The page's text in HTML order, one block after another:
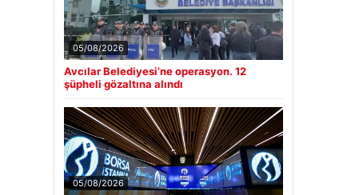
05/08/2026
Avcılar Belediyesi’ne operasyon. 12
şüpheli gözaltına alındı
05/08/2026